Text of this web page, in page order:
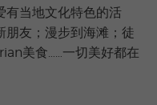
有当地文化特色的活
朋友；漫步到海滩；徒
美食……一切美好都在